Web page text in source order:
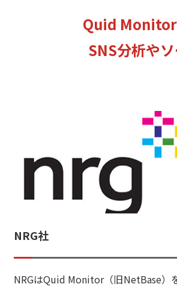
Quid Monitor
SNS分析や
NRG社
NRGはQuid Monitor（旧NetBase）